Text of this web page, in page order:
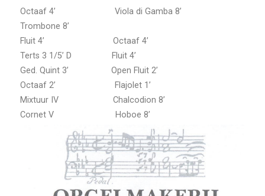
Octaaf 4’ Viola di Gamba 8’
Trombone 8’
Fluit 4’ Octaaf 4’
Terts 3 1/5’ D Fluit 4’
Ged. Quint 3’ Open Fluit 2’
Octaaf 2’ Flajolet 1’
Mixtuur IV Chalcodion 8’
Cornet V Hoboe 8’